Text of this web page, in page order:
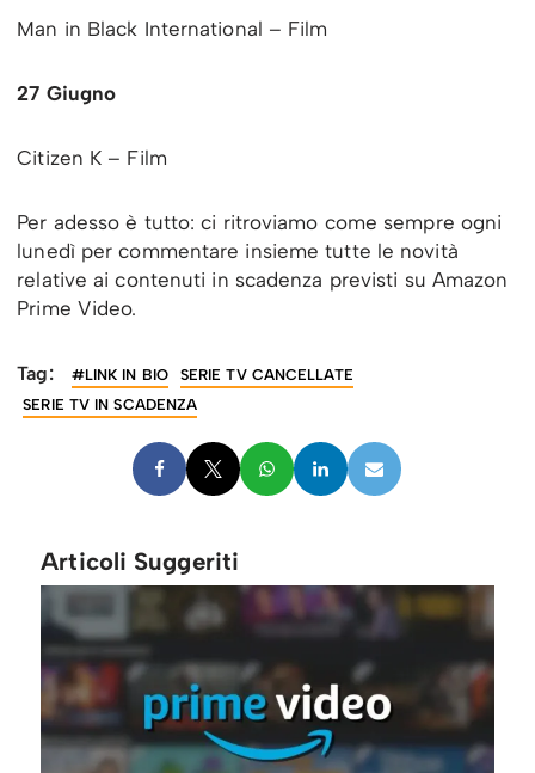
Man in Black International – Film
27 Giugno
Citizen K – Film
Per adesso è tutto: ci ritroviamo come sempre ogni
lunedì per commentare insieme tutte le novità
relative ai contenuti in scadenza previsti su Amazon
Prime Video.
Tag: #LINK IN BIO
SERIE TV CANCELLATE
SERIE TV IN SCADENZA
Articoli Suggeriti